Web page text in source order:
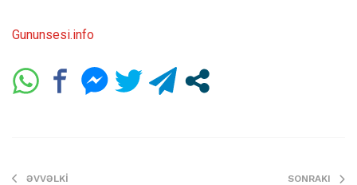
Gununsesi.info
ƏVVƏLKI SONRAKI